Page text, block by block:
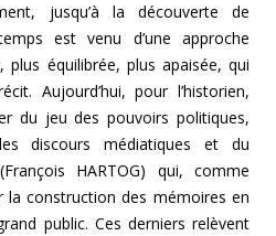
jusqu’à la découverte de
est venu d’une approche
équilibrée, plus apaisée, qui
Aujourd’hui, pour l’historien,
du jeu des pouvoirs politiques,
discours médiatiques et du
HARTOG) qui, comme
la construction des mémoires en
public. Ces derniers relèvent